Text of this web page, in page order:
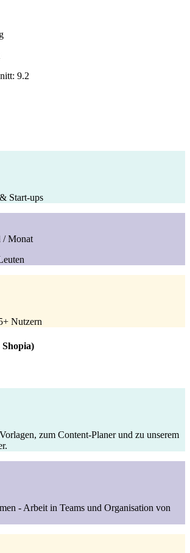
9.2
Start-ups
/ Monat
Nutzern
Shopia)
zum Content-Planer und zu unserem
- Arbeit in Teams und Organisation von